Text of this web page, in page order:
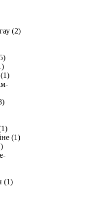
(2)
(1)
(1)